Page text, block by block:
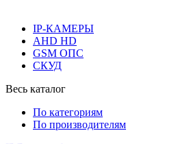
IP-КАМЕРЫ
AHD HD
GSM ОПС
СКУД
Весь каталог
По категориям
По производителям